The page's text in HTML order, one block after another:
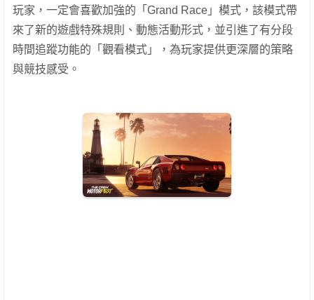
玩家，一定會喜歡加強的「Grand Race」模式，該模式帶
來了新的遊戲特殊規則、動態活動形式，並引進了有分段
時間追蹤功能的「觀看模式」，為玩家提供更深層的策略
與競技感受。